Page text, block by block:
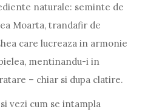
naturale: seminte de
Moarta, trandafir de
care lucreaza in armonie
mentinandu-i in
– chiar si dupa clatire.
vezi cum se intampla